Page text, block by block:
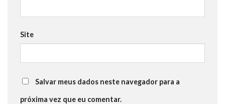
Site
Salvar meus dados neste navegador para a
próxima vez que eu comentar.